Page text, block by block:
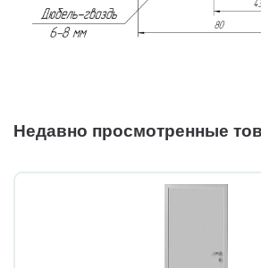
Недавно просмотренные